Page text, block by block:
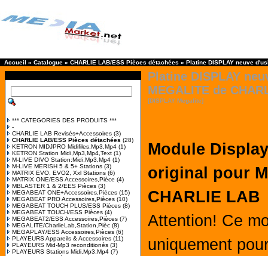
Accueil » Catalogue » CHARLIE LAB/ESS Pièces détachées » Platine DISPLAY neuve
*** CATEGORIES DES PRODUITS ***
-
CHARLIE LAB Revisés+Accessoires (3)
CHARLIE LAB/ESS Pièces détachées (28)
KETRON MIDJPRO Midifiles,Mp3,Mp4 (1)
KETRON Station Midi,Mp3,Mp4,Text (1)
M-LIVE DIVO Station:Midi,Mp3,Mp4 (1)
M-LIVE MERISH 5 & 5+ Stations (3)
MATRIX EVO, EVO2, Xxl Stations (6)
MATRIX ONE/ESS Accessoires,Pièce (4)
MBLASTER 1 & 2/EES Pièces (3)
MEGABEAT ONE+Accessoires,Pièces (15)
MEGABEAT PRO Accessoires,Pièces (10)
MEGABEAT TOUCH PLUS/ESS Pièces (8)
MEGABEAT TOUCH/ESS Pièces (4)
MEGABEAT2/ESS Accessoires,Pièces (7)
MEGALITE/CharlieLab,Station,Pièc (8)
MEGAPLAY/ESS Accessoires,Pièces (6)
PLAYEURS Appareils & Accessoires (11)
PLAYEURS Mid-Mp3 reconditionés (3)
PLAYEURS Stations Midi,Mp3,Mp4 (7)
Platine DISPLAY
MEGALITE de
[DISPLAY Megalite]
Module
original pour
CHARLIE LAB
Attention! Ce
uniquement